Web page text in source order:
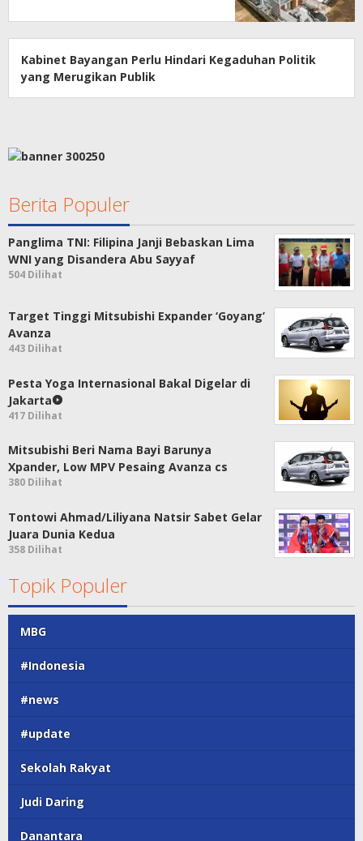
Kabinet Bayangan Perlu Hindari Kegaduhan Politik
yang Merugikan Publik
Berita Populer
Panglima TNI: Filipina Janji Bebaskan Lima
WNI yang Disandera Abu Sayyaf
504 Dilihat
Target Tinggi Mitsubishi Expander ‘Goyang’
Avanza
443 Dilihat
Pesta Yoga Internasional Bakal Digelar di
Jakarta
417 Dilihat
Mitsubishi Beri Nama Bayi Barunya
Xpander, Low MPV Pesaing Avanza cs
380 Dilihat
Tontowi Ahmad/Liliyana Natsir Sabet Gelar
Juara Dunia Kedua
358 Dilihat
Topik Populer
MBG
#Indonesia
#news
#update
Sekolah Rakyat
Judi Daring
Danantara